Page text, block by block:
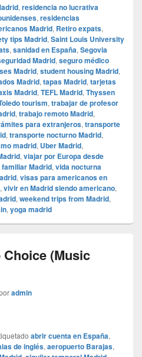
, residencia no lucrativa
, residencias
Madrid, Retiro expats,
tips Madrid, Saint Louis University
, sanidad en España, Segovia
Madrid, seguro médico
Madrid, student housing Madrid,
Madrid, tapas Madrid, tarjetas
Madrid, TEFL Madrid, Thyssen
tourism, trabajar de profesor
, trabajo remoto Madrid,
para extranjeros, transporte
, transporte nocturno Madrid,
madrid, Uber Madrid,
, viajar por Europa desde
familiar Madrid, vida nocturna
, visas para americanos en
, vivir en Madrid siendo americano,
, weekend trips from Madrid,
, yoga madrid
(Music
admin
abrir cuenta en España,
de inglés, aeropuerto Barajas,